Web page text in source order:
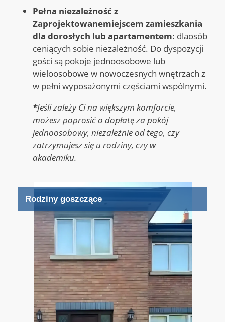
Pełna niezależność z
Zaprojektowanemiejscem zamieszkania
dla dorosłych lub apartamentem: dlaosób
ceniących sobie niezależność. Do dyspozycji
gości są pokoje jednoosobowe lub
wieloosobowe w nowoczesnych wnętrzach z
w pełni wyposażonymi częściami wspólnymi.
*Jeśli zależy Ci na większym komforcie,
możesz poprosić o dopłatę za pokój
jednoosobowy, niezależnie od tego, czy
zatrzymujesz się u rodziny, czy w
akademiku.
Rodziny goszczące